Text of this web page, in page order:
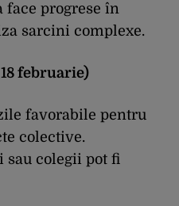
face progrese în
sarcini complexe.
februarie)
favorabile pentru
colective.
sau colegii pot fi